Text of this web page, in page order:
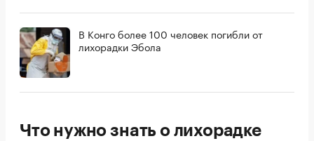
В Конго более 100 человек погибли от
лихорадки Эбола
Что нужно знать о лихорадке